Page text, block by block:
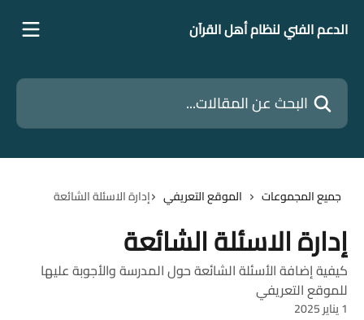
الدعم الفني لنظام أهل القرآن
البحث عن المقالات...
جميع المجموعات الموقع التعريفي إدارة الاسئلة الشائعة
إدارة الاسئلة الشائعة
كيفية إضافة الأسئلة الشائعة حول المدرسة والأجوبة عليها
للموقع التعريفي
1 يناير 2025